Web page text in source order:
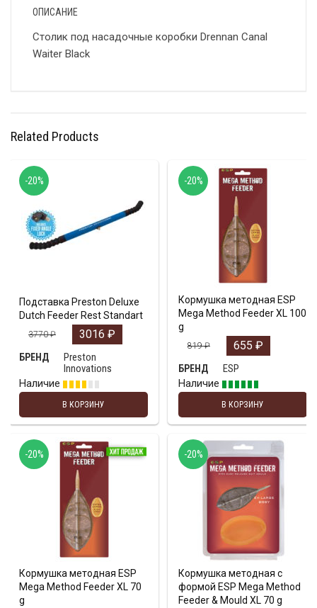
ОПИСАНИЕ
Столик под насадочные коробки Drennan Canal
Waiter Black
Related Products
Подставка Preston Deluxe
Dutch Feeder Rest Standart
3770₽ 3016 ₽
БРЕНД
Preston
Innovations
Наличие
В КОРЗИНУ
-20%
Кормушка методная ESP
Mega Method Feeder XL 100
g
819₽ 655 ₽
БРЕНД
ESP
Наличие
В КОРЗИНУ
-20%
Кормушка методная ESP
Mega Method Feeder XL 70
g
-20%
Кормушка методная с
формой ESP Mega Method
Feeder & Mould XL 70 g
-20%